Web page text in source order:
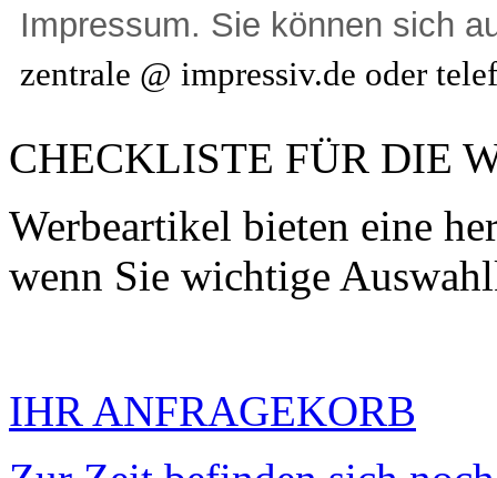
Impressum. Sie können sich
zentrale @ impressiv.de oder
CHECKLISTE FÜR DIE
Werbeartikel bieten eine
wenn Sie wichtige
IHR ANFRAGEKORB